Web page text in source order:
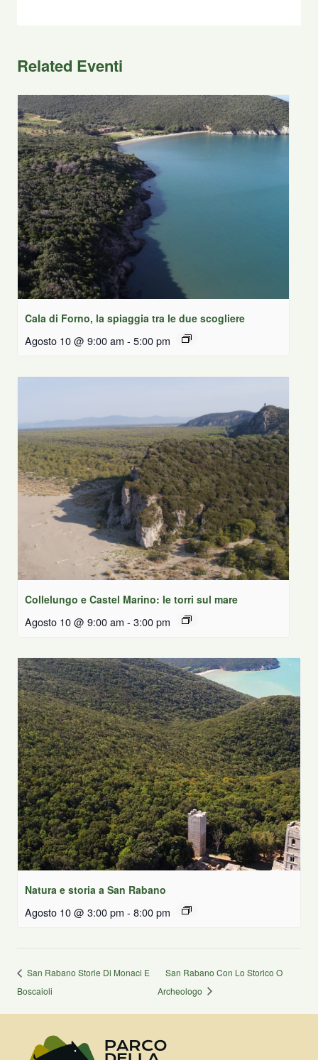
Related Eventi
Cala di Forno, la spiaggia tra le due scogliere
Agosto 10 @ 9:00 am - 5:00 pm
Collelungo e Castel Marino: le torri sul mare
Agosto 10 @ 9:00 am - 3:00 pm
Natura e storia a San Rabano
Agosto 10 @ 3:00 pm - 8:00 pm
San Rabano Storie Di Monaci E
Boscaioli
San Rabano Con Lo Storico O
Archeologo